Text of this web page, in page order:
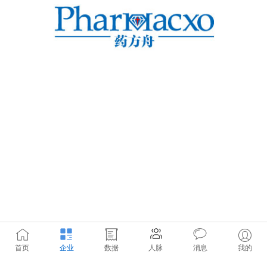
首页 企业 数据 人脉 消息 我的